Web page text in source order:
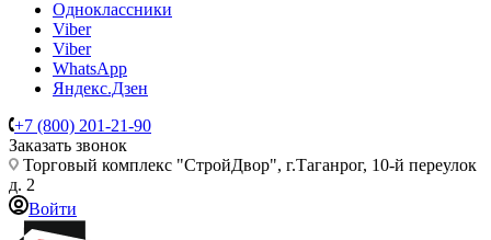
Одноклассники
Viber
Viber
WhatsApp
Яндекс.Дзен
+7 (800) 201-21-90
Заказать звонок
Торговый комплекс "СтройДвор", г.Таганрог, 10-й переулок
д. 2
Войти